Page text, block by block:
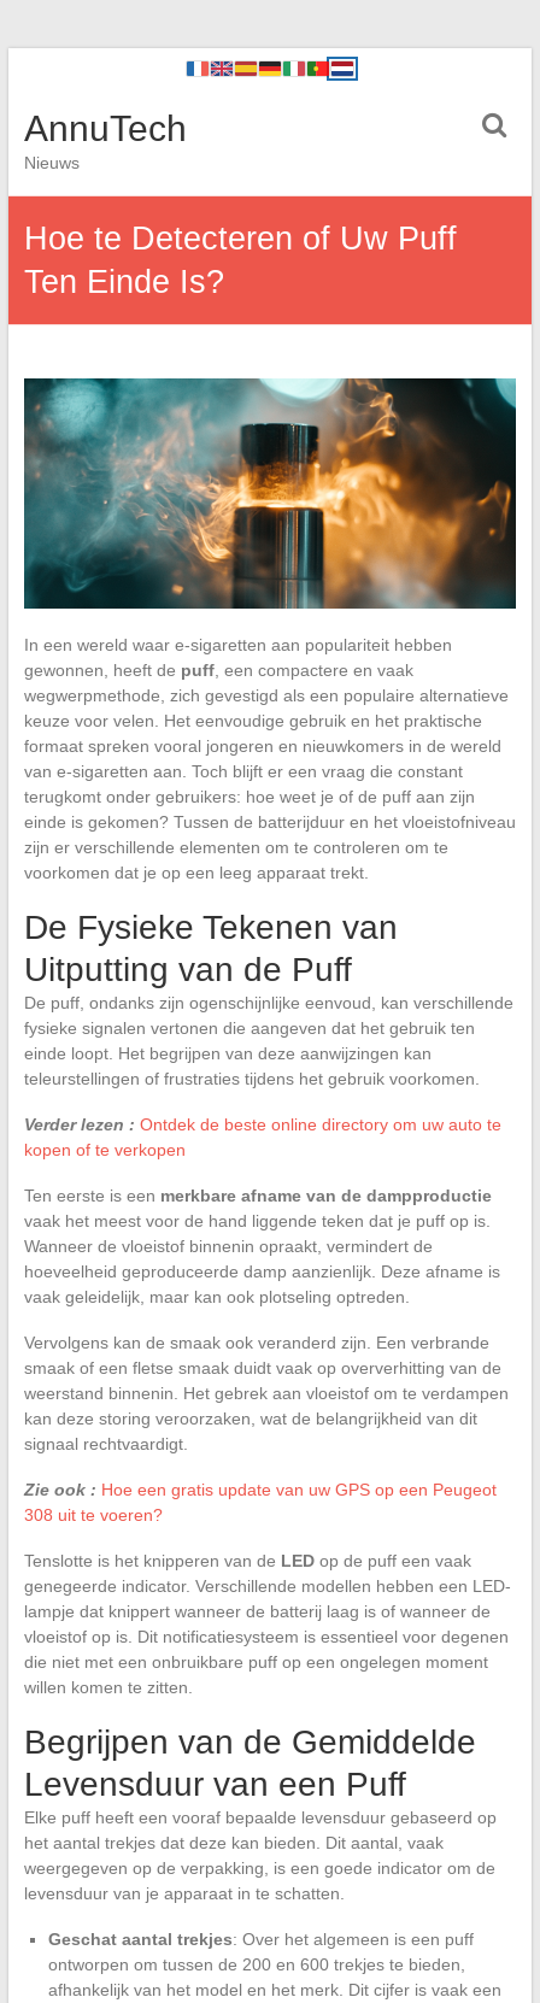
AnnuTech
Nieuws
Hoe te Detecteren of Uw Puff
Ten Einde Is?
In een wereld waar e-sigaretten aan populariteit hebben
gewonnen, heeft de puff, een compactere en vaak
wegwerpmethode, zich gevestigd als een populaire alternatieve
keuze voor velen. Het eenvoudige gebruik en het praktische
formaat spreken vooral jongeren en nieuwkomers in de wereld
van e-sigaretten aan. Toch blijft er een vraag die constant
terugkomt onder gebruikers: hoe weet je of de puff aan zijn
einde is gekomen? Tussen de batterijduur en het vloeistofniveau
zijn er verschillende elementen om te controleren om te
voorkomen dat je op een leeg apparaat trekt.
De Fysieke Tekenen van
Uitputting van de Puff
De puff, ondanks zijn ogenschijnlijke eenvoud, kan verschillende
fysieke signalen vertonen die aangeven dat het gebruik ten
einde loopt. Het begrijpen van deze aanwijzingen kan
teleurstellingen of frustraties tijdens het gebruik voorkomen.
Verder lezen : Ontdek de beste online directory om uw auto te
kopen of te verkopen
Ten eerste is een merkbare afname van de dampproductie
vaak het meest voor de hand liggende teken dat je puff op is.
Wanneer de vloeistof binnenin opraakt, vermindert de
hoeveelheid geproduceerde damp aanzienlijk. Deze afname is
vaak geleidelijk, maar kan ook plotseling optreden.
Vervolgens kan de smaak ook veranderd zijn. Een verbrande
smaak of een fletse smaak duidt vaak op oververhitting van de
weerstand binnenin. Het gebrek aan vloeistof om te verdampen
kan deze storing veroorzaken, wat de belangrijkheid van dit
signaal rechtvaardigt.
Zie ook : Hoe een gratis update van uw GPS op een Peugeot
308 uit te voeren?
Tenslotte is het knipperen van de LEDop de puff een vaak
genegeerde indicator. Verschillende modellen hebben een LED-
lampje dat knippert wanneer de batterij laag is of wanneer de
vloeistof op is. Dit notificatiesysteem is essentieel voor degenen
die niet met een onbruikbare puff op een ongelegen moment
willen komen te zitten.
Begrijpen van de Gemiddelde
Levensduur van een Puff
Elke puff heeft een vooraf bepaalde levensduur gebaseerd op
het aantal trekjes dat deze kan bieden. Dit aantal, vaak
weergegeven op de verpakking, is een goede indicator om de
levensduur van je apparaat in te schatten.
Geschat aantal trekjes: Over het algemeen is een puff
ontworpen om tussen de 200 en 600 trekjes te bieden,
afhankelijk van het model en het merk. Dit cijfer is vaak een